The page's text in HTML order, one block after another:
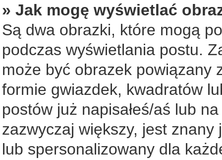
» Jak mogę wyświetlać
Są dwa obrazki, które mogą
podczas wyświetlania postu.
może być obrazek powiązany
formie gwiazdek, kwadratów
postów już napisałeś/aś lub
zazwyczaj większy, jest
lub spersonalizowany dla